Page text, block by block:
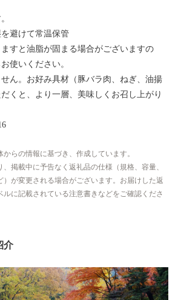
避けて常温保管
ますと油脂が固まる場合がございますの
使いください。
せん。お好み具材（豚バラ肉、ねぎ、油揚
くと、より一層、美味しくお召し上がり
らの情報に基づき、作成しています。
掲載中に予告なく返礼品の仕様（規格、容量、
）が変更される場合がございます。お届けした返
ルに記載されている注意書きなどをご確認くださ
介